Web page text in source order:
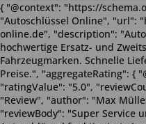
{ "@context": "https://
"Autoschlüssel Online", "url":
online.de", "description":
hochwertige Ersatz- und
Fahrzeugmarken. Schnelle
Preise.", "aggregateRating": {
"ratingValue": "5.0",
"Review", "author": "Max
"reviewBody": "Super Service